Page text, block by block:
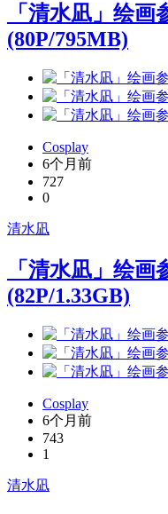
「清水凪」绘
(80P/795MB)
Cosplay
6个月前
727
0
清水凪
「清水凪」绘画
(82P/1.33GB)
Cosplay
6个月前
743
1
清水凪